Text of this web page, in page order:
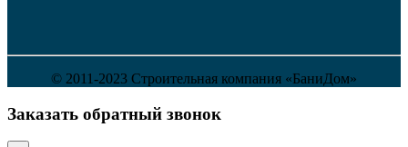
© 2011-2023 Строительная компания «БаниДом»
Заказать обратный звонок